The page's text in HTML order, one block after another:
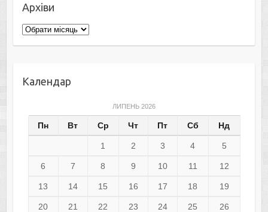
Архіви
Архіви
Календар
ЛИПЕНЬ 2026
Пн Вт Ср Чт Пт Сб Нд
1 2 3 4 5
6 7 8 9 10 11 12
13 14 15 16 17 18 19
20 21 22 23 24 25 26